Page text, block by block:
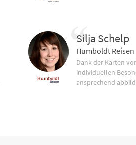
Silja Schelp
Humboldt Reisen
Dank der Karten
individuellen
ansprechend